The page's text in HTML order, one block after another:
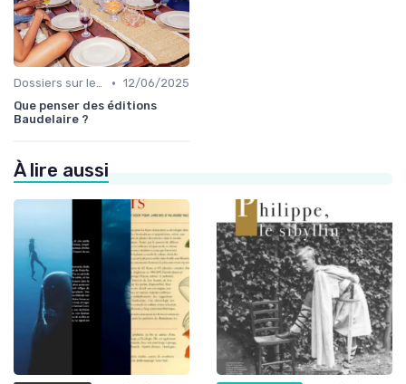
Dossiers sur le monde de l'édition • 12/06/2025
Que penser des éditions
Baudelaire ?
À lire aussi